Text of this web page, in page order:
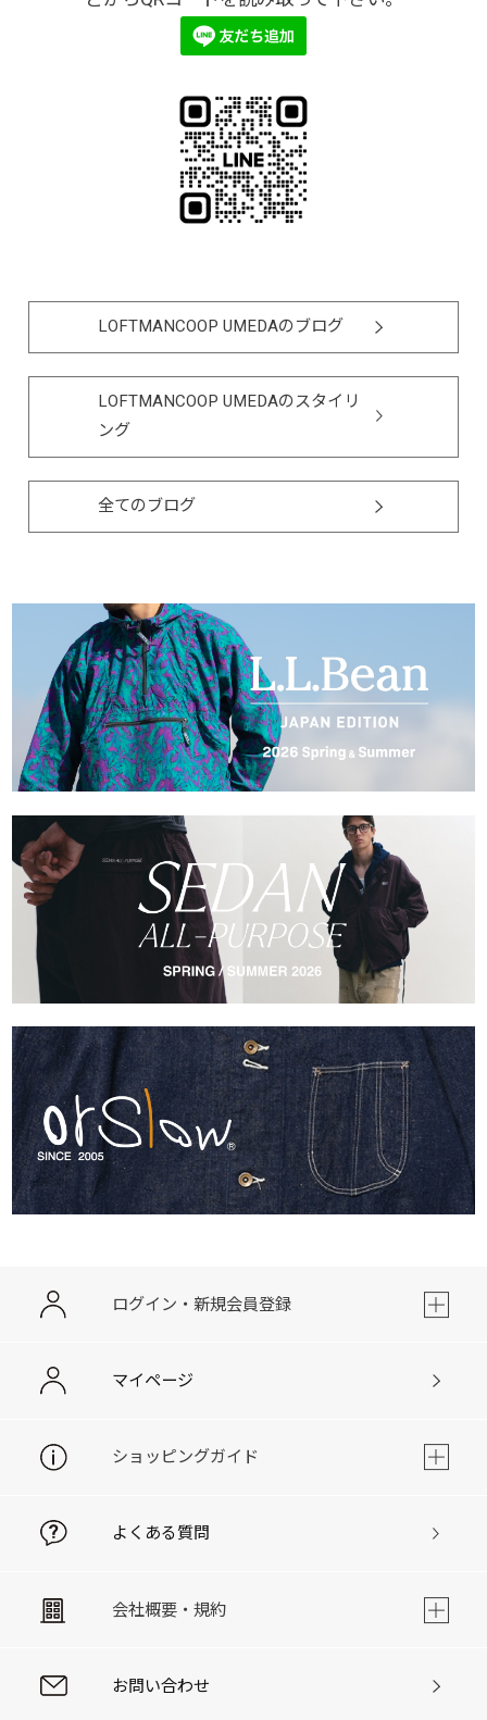
LOFTMANCOOP UMEDAのブログ
LOFTMANCOOP UMEDAのスタイリ
ング
全てのブログ
ログイン・新規会員登録
マイページ
ショッピングガイド
よくある質問
会社概要・規約
お問い合わせ